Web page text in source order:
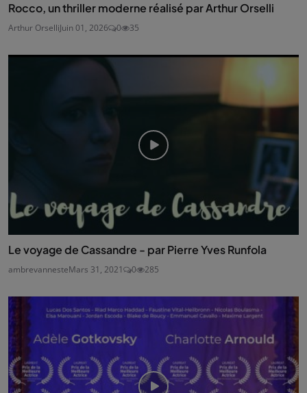
Rocco, un thriller moderne réalisé par Arthur Orselli
Arthur OrselliJuin 01, 2026 0 35
Le voyage de Cassandre - par Pierre Yves Runfola
ambrevannesteMars 31, 2021 0 285